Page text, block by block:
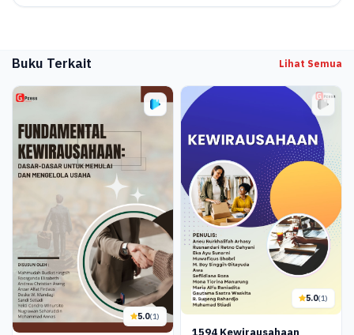
Buku Terkait Lihat Semua
5.0(1)
5.0(1)
1594 Kewirausahaan